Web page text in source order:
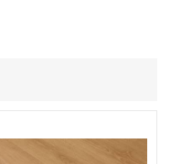
что делает
без
чистых